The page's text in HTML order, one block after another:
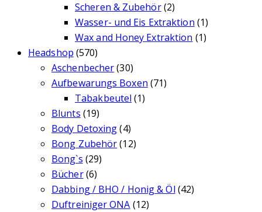
Scheren & Zubehör(2)
Wasser- und Eis Extraktion (1)
Wax and Honey Extraktion (1)
Headshop (570)
Aschenbecher(30)
Aufbewarungs Boxen (71)
Tabakbeutel (1)
Blunts (19)
Body Detoxing (4)
Bong Zubehör(12)
Bong`s (29)
Bücher(6)
Dabbing / BHO / Honig & Öl (42)
Duftreiniger ONA (12)